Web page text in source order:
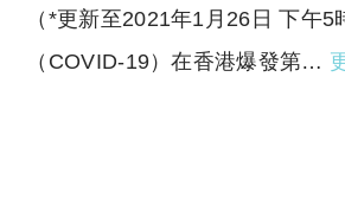
（*更新至2021年1月26日 下午5
（COVID-19）在香港爆發第…